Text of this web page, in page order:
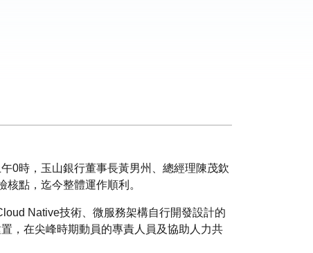
0時，玉山銀行董事長黃男州、總經理陳茂欽
點，迄今整體運作順利。
Native技術、微服務架構自行開發設計的
，在尖峰時期動員的專責人員及協助人力共